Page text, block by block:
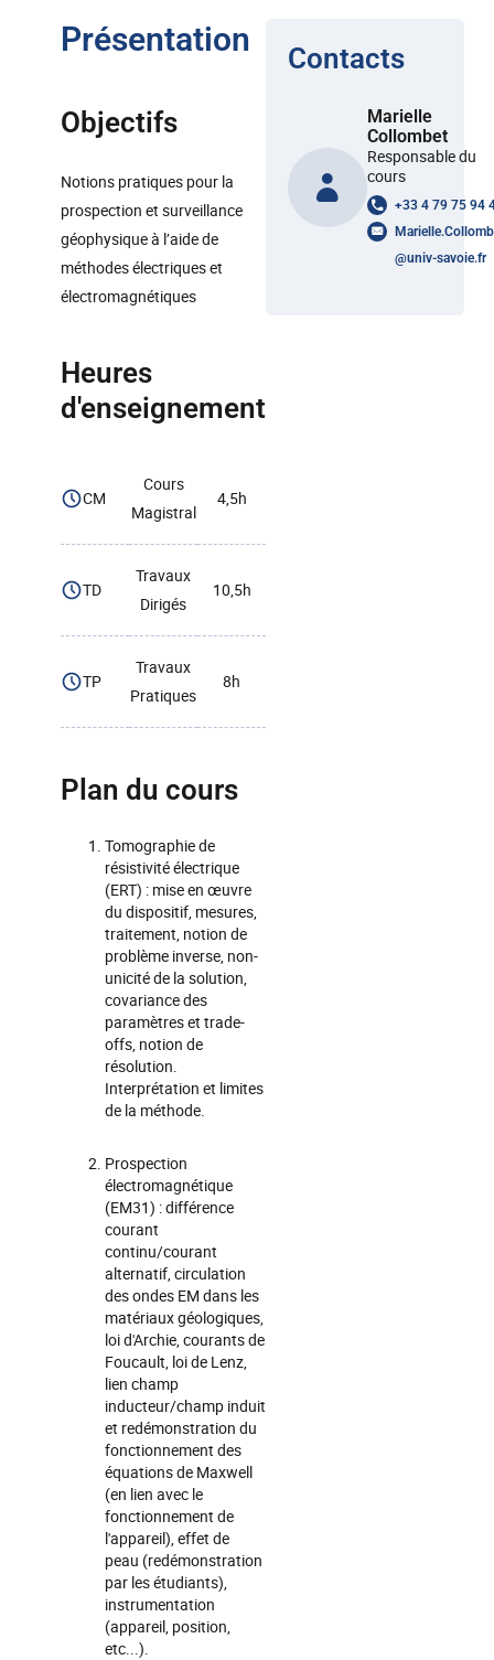
Présentation
Objectifs
Notions pratiques pour la
prospection et surveillance
géophysique à l’aide de
méthodes électriques et
électromagnétiques
Heures
d'enseignement
CM
Cours
Magistral
4,5h
TD
Travaux
Dirigés
10,5h
TP
Travaux
Pratiques
8h
Plan du cours
Tomographie de
résistivité électrique
(ERT) : mise en œuvre
du dispositif, mesures,
traitement, notion de
problème inverse, non-
unicité de la solution,
covariance des
paramètres et trade-
offs, notion de
résolution.
Interprétation et limites
de la méthode.
Prospection
électromagnétique
(EM31) : différence
courant
continu/courant
alternatif, circulation
des ondes EM dans les
matériaux géologiques,
loi d'Archie, courants de
Foucault, loi de Lenz,
lien champ
inducteur/champ induit
et redémonstration du
fonctionnement des
équations de Maxwell
(en lien avec le
fonctionnement de
l'appareil), effet de
peau (redémonstration
par les étudiants),
instrumentation
(appareil, position,
etc...).
Contacts
Marielle
Collombet
Responsable du
cours
+33 4 79 75 94
@univ-savoie.fr